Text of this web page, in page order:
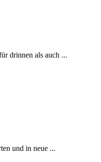
drinnen als auch ...
und in neue ...